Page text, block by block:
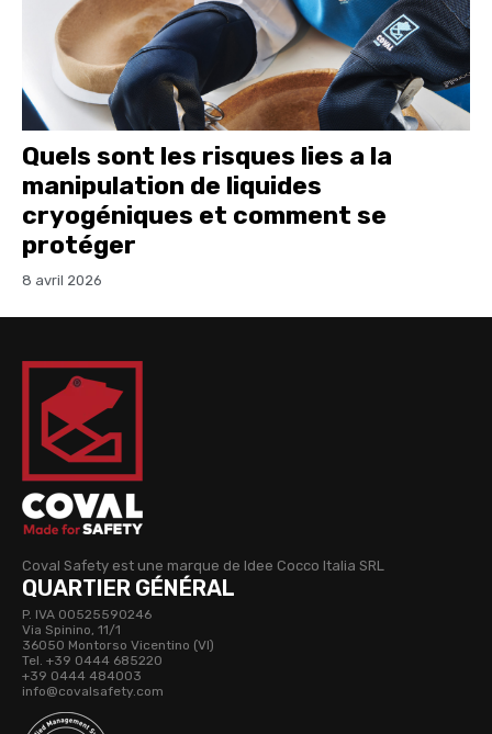
Quels sont les risques lies a la
manipulation de liquides
cryogéniques et comment se
protéger
8 avril 2026
Coval Safety est une marque de Idee Cocco Italia SRL
QUARTIER GÉNÉRAL
P. IVA 00525590246
Via Spinino, 11/1
36050 Montorso Vicentino (VI)
Tel. +39 0444 685220
+39 0444 484003
info@covalsafety.com